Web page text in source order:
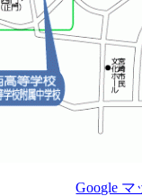
Google